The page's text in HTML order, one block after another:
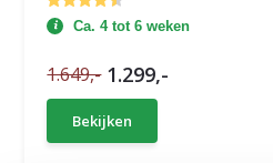
Ca. 4 tot 6 weken
1.649,- 1.299,-
Bekijken